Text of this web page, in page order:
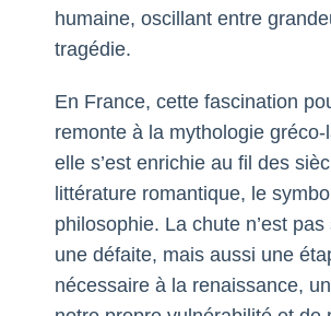
humaine, oscillant entre
tragédie.
En France, cette fascination
remonte à la mythologie
elle s’est enrichie au fil des
littérature romantique, le
philosophie. La chute n’est
une défaite, mais aussi une
nécessaire à la renaissance,